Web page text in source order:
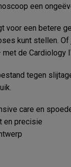
een
voor een betere
kunt stellen.
de Cardiology
tegen
care en
en precisie